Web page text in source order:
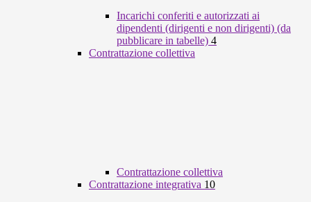
Incarichi conferiti e autorizzati ai
dipendenti (dirigenti e non dirigenti) (da
pubblicare in tabelle) 4
Contrattazione collettiva
Contrattazione collettiva
Contrattazione integrativa 10